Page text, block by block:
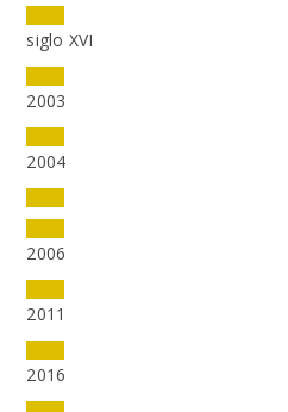
siglo XVI
2003
2004
2006
2011
2016